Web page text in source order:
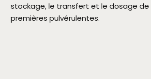
stockage, le transfert et le dosage
premières pulvérulentes.